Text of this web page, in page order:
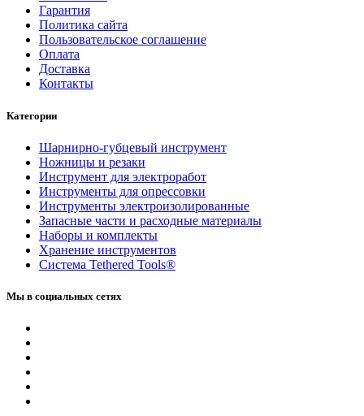
Гарантия
Политика сайта
Пользовательское соглашение
Оплата
Доставка
Контакты
Категории
Шарнирно-губцевый инструмент
Ножницы и резаки
Инструмент для электроработ
Инструменты для опрессовки
Инструменты электроизолированные
Запасные части и расходные материалы
Наборы и комплекты
Хранение инс­тру­мен­тов
Система Tethered Tools®
Мы в социальных сетях